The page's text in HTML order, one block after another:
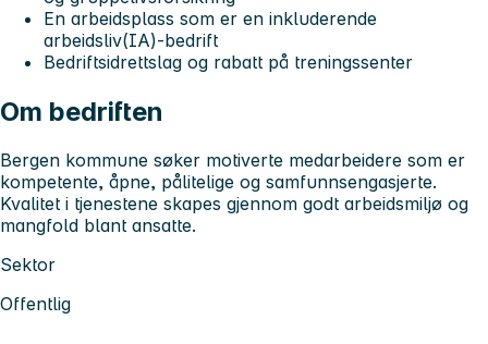
En arbeidsplass som er en inkluderende
arbeidsliv(IA)-bedrift
Bedriftsidrettslag og rabatt på treningssenter
Om bedriften
Bergen kommune søker motiverte medarbeidere som er
kompetente, åpne, pålitelige og samfunnsengasjerte.
Kvalitet i tjenestene skapes gjennom godt arbeidsmiljø og
mangfold blant ansatte.
Sektor
Offentlig